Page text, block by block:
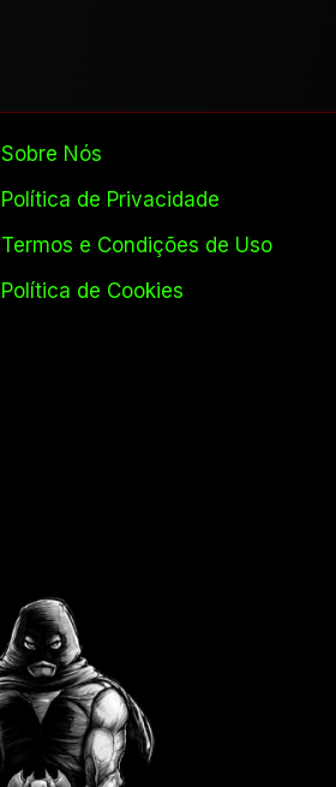
Sobre Nós
Política de Privacidade
Termos e Condições de Uso
Política de Cookies